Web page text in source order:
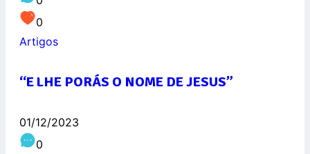
0
Artigos
“E LHE PORÁS O NOME DE JESUS”
01/12/2023
0